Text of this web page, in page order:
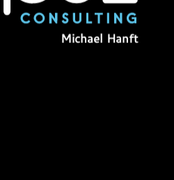
Michael Hanft
Michael Hanft